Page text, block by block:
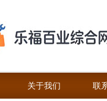
关于我们 联